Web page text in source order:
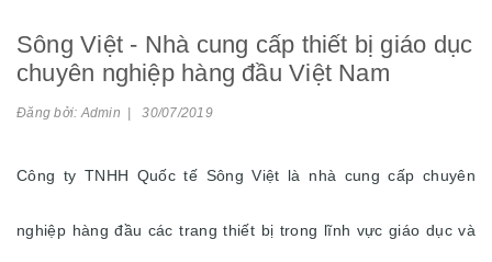
Sông Việt - Nhà cung cấp thiết bị giáo dục
chuyên nghiệp hàng đầu Việt Nam
Đăng bởi: Admin | 30/07/2019
Công ty TNHH Quốc tế Sông Việt là nhà cung cấp chuyên
nghiệp hàng đầu các trang thiết bị trong lĩnh vực giáo dục và